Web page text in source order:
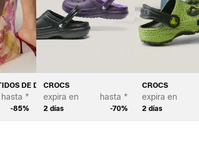
DE DISEÑO
hasta *
-85%
CROCS
expira en
2 días
hasta *
-70%
CROCS
expira en
2 días